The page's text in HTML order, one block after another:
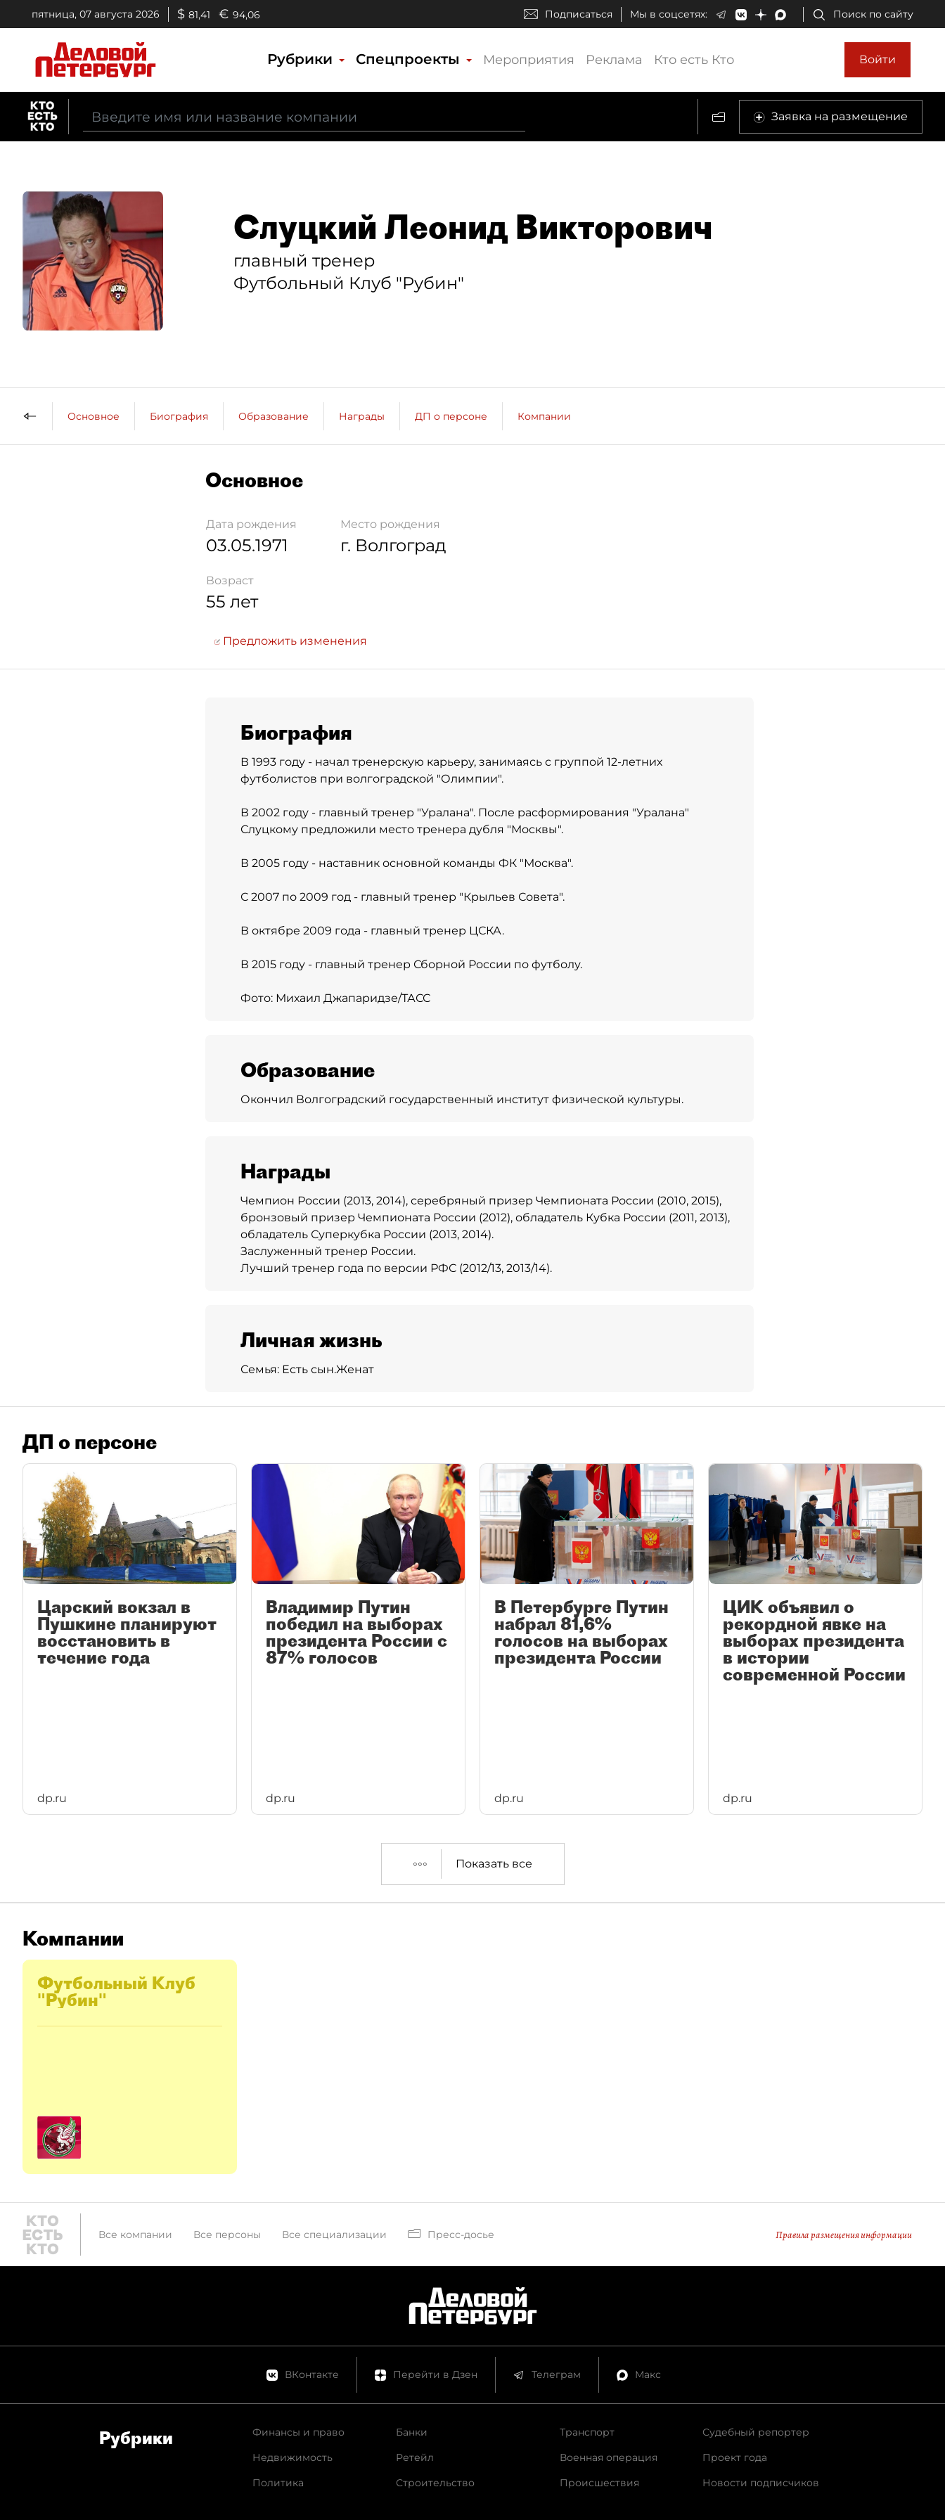
пятница, 07 августа 2026 $ 81,41 € 94,06 Подписаться Мы в соцсетях: Поиск по сайту
Рубрики Спецпроекты Мероприятия Реклама Кто есть Кто Войти
Заявка на размещение
Слуцкий Леонид Викторович
главный тренер
Футбольный Клуб "Рубин"
Основное Биография Образование Награды ДП о персоне Компании
Основное
Дата рождения
03.05.1971
Место рождения
г. Волгоград
Возраст
55 лет
Предложить изменения
Биография
В 1993 году - начал тренерскую карьеру, занимаясь с группой 12-летних
футболистов при волгоградской "Олимпии".
В 2002 году - главный тренер "Уралана". После расформирования "Уралана"
Слуцкому предложили место тренера дубля "Москвы".
В 2005 году - наставник основной команды ФК "Москва".
С 2007 по 2009 год - главный тренер "Крыльев Совета".
В октябре 2009 года - главный тренер ЦСКА.
В 2015 году - главный тренер Сборной России по футболу.
Фото: Михаил Джапаридзе/ТАСС
Образование
Окончил Волгоградский государственный институт физической культуры.
Награды
Чемпион России (2013, 2014), серебряный призер Чемпионата России (2010, 2015),
бронзовый призер Чемпионата России (2012), обладатель Кубка России (2011, 2013),
обладатель Суперкубка России (2013, 2014).
Заслуженный тренер России.
Лучший тренер года по версии РФС (2012/13, 2013/14).
Личная жизнь
Семья: Есть сын.Женат
ДП о персоне
Царский вокзал в
Пушкине планируют
восстановить в
течение года
dp.ru
Владимир Путин
победил на выборах
президента России с
87% голосов
dp.ru
В Петербурге Путин
набрал 81,6%
голосов на выборах
президента России
dp.ru
ЦИК объявил о
рекордной явке на
выборах президента
в истории
современной России
dp.ru
Показать все
Компании
Футбольный Клуб
"Рубин"
Все компании Все персоны Все специализации Пресс-досье Правила размещения информации
ВКонтакте Перейти в Дзен Телеграм Макс
Рубрики
Финансы и право
Недвижимость
Политика
Банки
Ретейл
Строительство
Транспорт
Военная операция
Происшествия
Судебный репортер
Проект года
Новости подписчиков